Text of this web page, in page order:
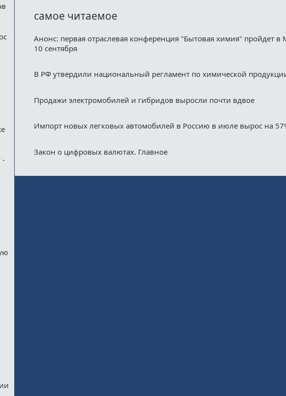
-
самое читаемое
Анонс: первая отраслевая конференция "Бытовая химия" пройдет в
10 сентября
В РФ утвердили национальный регламент по химической
Продажи электромобилей и гибридов выросли почти вдвое
Импорт новых легковых автомобилей в Россию в июле вырос на
Закон о цифровых валютах. Главное